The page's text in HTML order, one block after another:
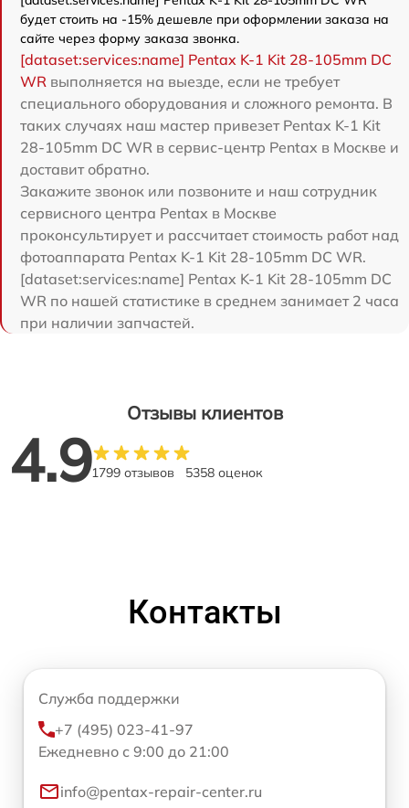
будет стоить на -15% дешевле при оформлении заказа на
сайте через форму заказа звонка.
[dataset:services:name] Pentax K-1 Kit 28-105mm DC
WR выполняется на выезде, если не требует
специального оборудования и сложного ремонта. В
таких случаях наш мастер привезет Pentax K-1 Kit
28-105mm DC WR в сервис-центр Pentax в Москве и
доставит обратно.
Закажите звонок или позвоните и наш сотрудник
сервисного центра Pentax в Москве
проконсультирует и рассчитает стоимость работ над
фотоаппарата Pentax K-1 Kit 28-105mm DC WR.
[dataset:services:name] Pentax K-1 Kit 28-105mm DC
WR по нашей статистике в среднем занимает 2 часа
при наличии запчастей.
Отзывы клиентов
4.91799 отзывов 5358 оценок
Контакты
Служба поддержки
+7 (495) 023-41-97
Ежедневно с 9:00 до 21:00
info@pentax-repair-center.ru